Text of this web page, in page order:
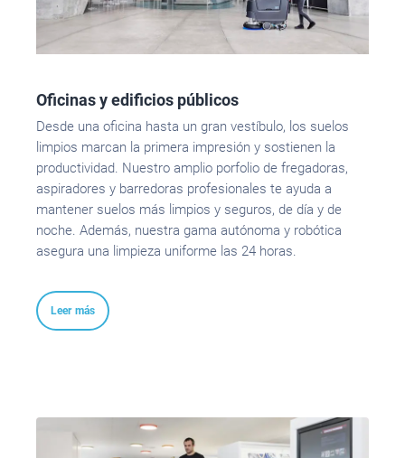
Oficinas y edificios públicos
Desde una oficina hasta un gran vestíbulo, los suelos
limpios marcan la primera impresión y sostienen la
productividad. Nuestro amplio porfolio de fregadoras,
aspiradores y barredoras profesionales te ayuda a
mantener suelos más limpios y seguros, de día y de
noche. Además, nuestra gama autónoma y robótica
asegura una limpieza uniforme las 24 horas.
Leer más